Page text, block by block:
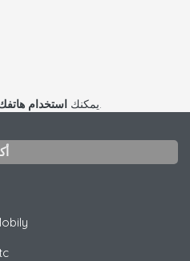
يمكنك استخدام في العالم.